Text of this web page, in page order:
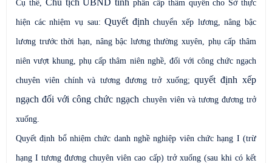
Cụ thể, Chủ tịch UBND tỉnhphân cấp thẩm quyền cho Sở thực
hiện các nhiệm vụ sau: Quyết địnhchuyển xếp lương, nâng bậc
lương trước thời hạn, nâng bậc lương thường xuyên, phụ cấp thâm
niên vượt khung, phụ cấp thâm niên nghề, đối với công chức ngạch
chuyên viên chính và tương đương trở xuống;quyết định xếp
ngạch đối với công chức ngạch chuyên viên và tương đương trở
xuống.
Quyết định bổ nhiệm chức danh nghề nghiệp viên chức hạng I (trừ
hạng I tương đương chuyên viên cao cấp) trở xuống(sau khi có kết